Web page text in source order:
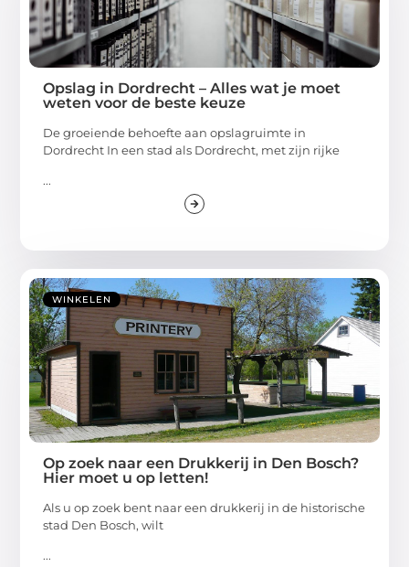
Opslag in Dordrecht – Alles wat je moet
weten voor de beste keuze
De groeiende behoefte aan opslagruimte in
Dordrecht In een stad als Dordrecht, met zijn rijke
...
WINKELEN
Op zoek naar een Drukkerij in Den Bosch?
Hier moet u op letten!
Als u op zoek bent naar een drukkerij in de historische
stad Den Bosch, wilt
...